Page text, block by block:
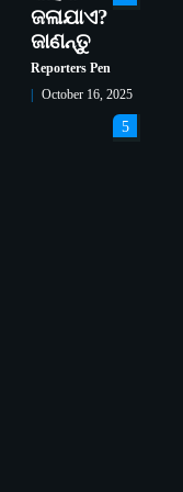
ଜଳାଯାଏ?
ଜାଣନ୍ତୁ
Reporters Pen
October 16, 2025
5